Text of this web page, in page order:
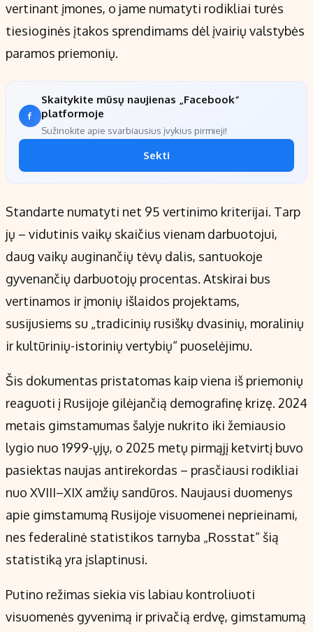
vertinant įmones, o jame numatyti rodikliai turės
tiesioginės įtakos sprendimams dėl įvairių valstybės
paramos priemonių.
Skaitykite mūsų naujienas „Facebook“
platformoje
Sužinokite apie svarbiausius įvykius pirmieji!
Sekti
Standarte numatyti net 95 vertinimo kriterijai. Tarp
jų – vidutinis vaikų skaičius vienam darbuotojui,
daug vaikų auginančių tėvų dalis, santuokoje
gyvenančių darbuotojų procentas. Atskirai bus
vertinamos ir įmonių išlaidos projektams,
susijusiems su „tradicinių rusiškų dvasinių, moralinių
ir kultūrinių-istorinių vertybių“ puoselėjimu.
Šis dokumentas pristatomas kaip viena iš priemonių
reaguoti į Rusijoje gilėjančią demografinę krizę. 2024
metais gimstamumas šalyje nukrito iki žemiausio
lygio nuo 1999-ųjų, o 2025 metų pirmąjį ketvirtį buvo
pasiektas naujas antirekordas – prasčiausi rodikliai
nuo XVIII–XIX amžių sandūros. Naujausi duomenys
apie gimstamumą Rusijoje visuomenei neprieinami,
nes federalinė statistikos tarnyba „Rosstat“ šią
statistiką yra įslaptinusi.
Putino režimas siekia vis labiau kontroliuoti
visuomenės gyvenimą ir privačią erdvę, gimstamumą